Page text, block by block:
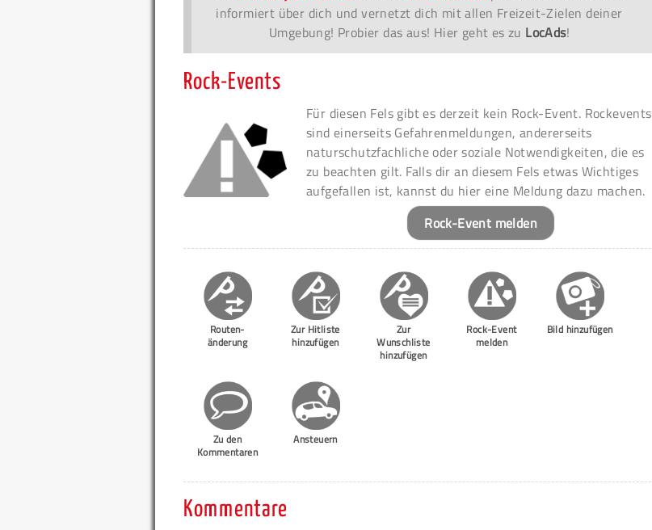
informiert über dich und vernetzt dich mit allen Freizeit-Zielen deiner
Umgebung! Probier das aus! Hier geht es zu LocAds!
Rock-Events
Für diesen Fels gibt es derzeit kein Rock-Event. Rockevents
sind einerseits Gefahrenmeldungen, andererseits
naturschutzfachliche oder soziale Notwendigkeiten, die es
zu beachten gilt. Falls dir an diesem Fels etwas Wichtiges
aufgefallen ist, kannst du hier eine Meldung dazu machen.
Rock-Event melden
Routen-
änderung
Zur Hitliste
hinzufügen
Zur
Wunschliste
hinzufügen
Rock-Event
melden
Bild hinzufügen
Zu den
Kommentaren
Ansteuern
Kommentare